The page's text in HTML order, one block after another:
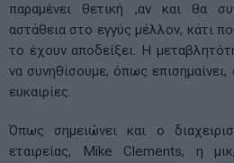
παραμένει θετική ,αν και θα
αστάθεια στο εγγύς μέλλον, κάτι
το έχουν αποδείξει. Η
να συνηθίσουμε, όπως
ευκαιρίες.
Όπως σημειώνει και ο
εταιρείας, Mike Clements, η